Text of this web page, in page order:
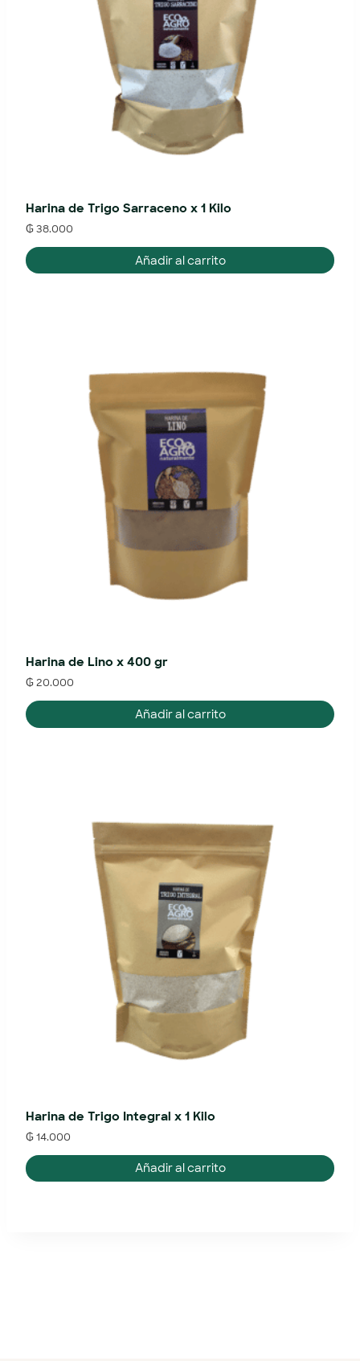
Harina de Trigo Sarraceno x 1 Kilo
₲38.000
Añadir al carrito
Harina de Lino x 400 gr
₲20.000
Añadir al carrito
Harina de Trigo Integral x 1 Kilo
₲14.000
Añadir al carrito